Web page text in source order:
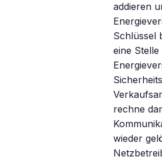
addieren
Schlüssel
eine
rechne
wieder